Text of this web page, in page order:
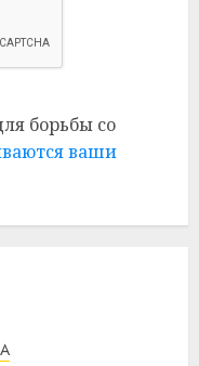
борьбы со
ваши